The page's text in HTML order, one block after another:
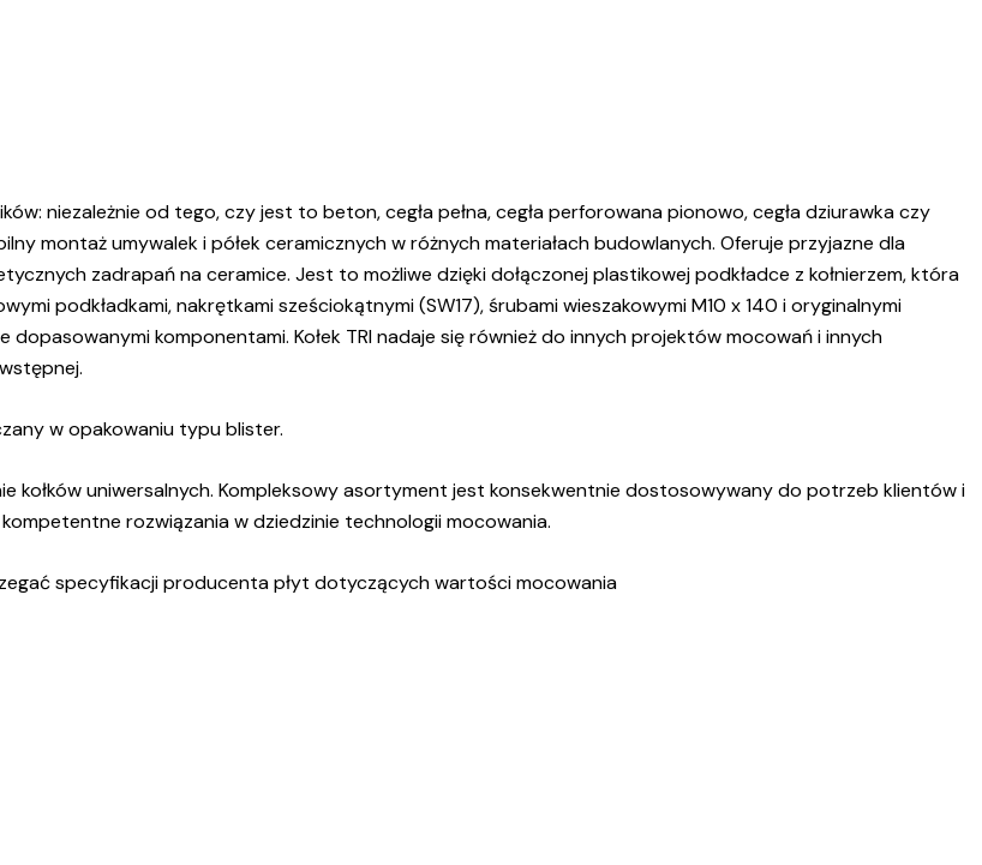
niezależnie od tego, czy jest to beton, cegła pełna, cegła perforowana pionowo, cegła dziurawka czy
montaż umywalek i półek ceramicznych w różnych materiałach budowlanych. Oferuje przyjazne dla
zadrapań na ceramice. Jest to możliwe dzięki dołączonej plastikowej podkładce z kołnierzem, która
podkładkami, nakrętkami sześciokątnymi (SW17), śrubami wieszakowymi M10 x 140 i oryginalnymi
komponentami. Kołek TRI nadaje się również do innych projektów mocowań i innych
w opakowaniu typu blister.
kołków uniwersalnych. Kompleksowy asortyment jest konsekwentnie dostosowywany do potrzeb klientów i
rozwiązania w dziedzinie technologii mocowania.
specyfikacji producenta płyt dotyczących wartości mocowania